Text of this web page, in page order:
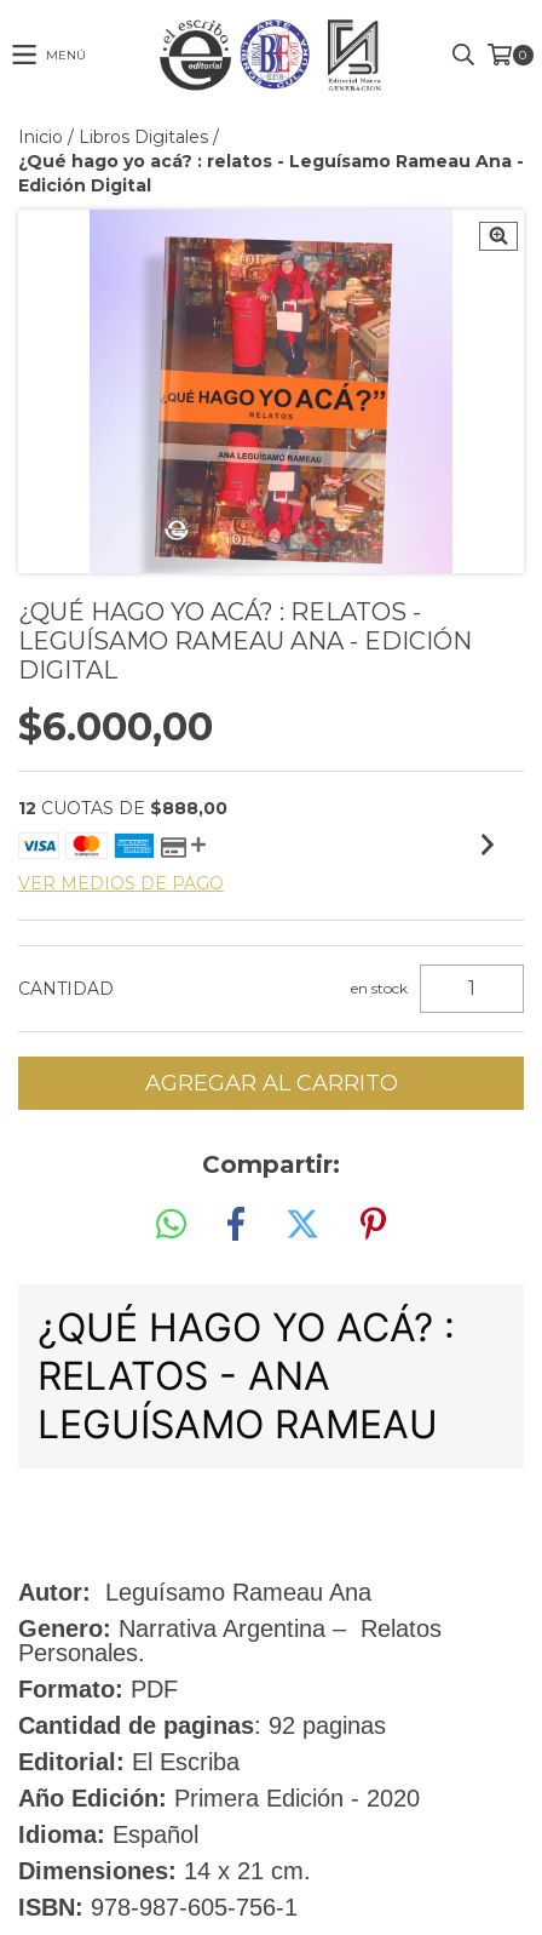
MENÚ 0
Inicio / Libros Digitales /
¿Qué hago yo acá? : relatos - Leguísamo Rameau Ana -
Edición Digital
¿QUÉ HAGO YO ACÁ? : RELATOS -
LEGUÍSAMO RAMEAU ANA - EDICIÓN
DIGITAL
$6.000,00
12 CUOTAS DE $888,00
VER MEDIOS DE PAGO
CANTIDAD en stock
Compartir:
¿QUÉ HAGO YO ACÁ? :
RELATOS - ANA
LEGUÍSAMO RAMEAU
LA
CAJA
MISTERIOSA
MARÍA
MAGDALENA
LENNER
Autor:
Leguísamo Rameau Ana
Genero: Narrativa Argentina – Relatos
Personales.
Formato: PDF
Cantidad de paginas: 92 paginas
Editorial: El Escriba
Año Edición: Primera Edición - 2020
Idioma: Español
Dimensiones: 14 x 21 cm.
ISBN: 978-987-605-756-1